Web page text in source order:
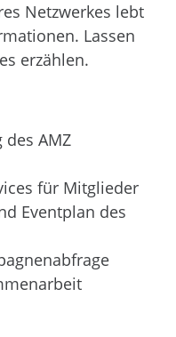
Netzwerkes lebt
Lassen
erzählen.
des AMZ
für Mitglieder
Eventplan des